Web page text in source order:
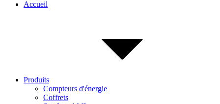
Accueil
Produits
Compteurs d'énergie
Coffrets